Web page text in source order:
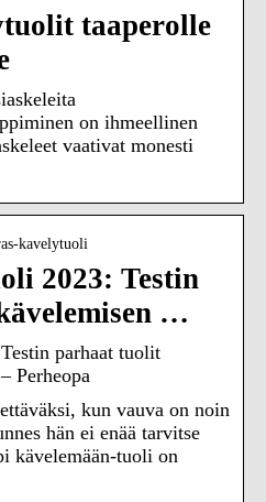
taaperolle
on ihmeellinen
vaativat monesti
kavelytuoli
2023: Testin
…
parhaat tuolit
Perheopa
kun vauva on noin
hän ei enää tarvitse
kävelemään-tuoli on